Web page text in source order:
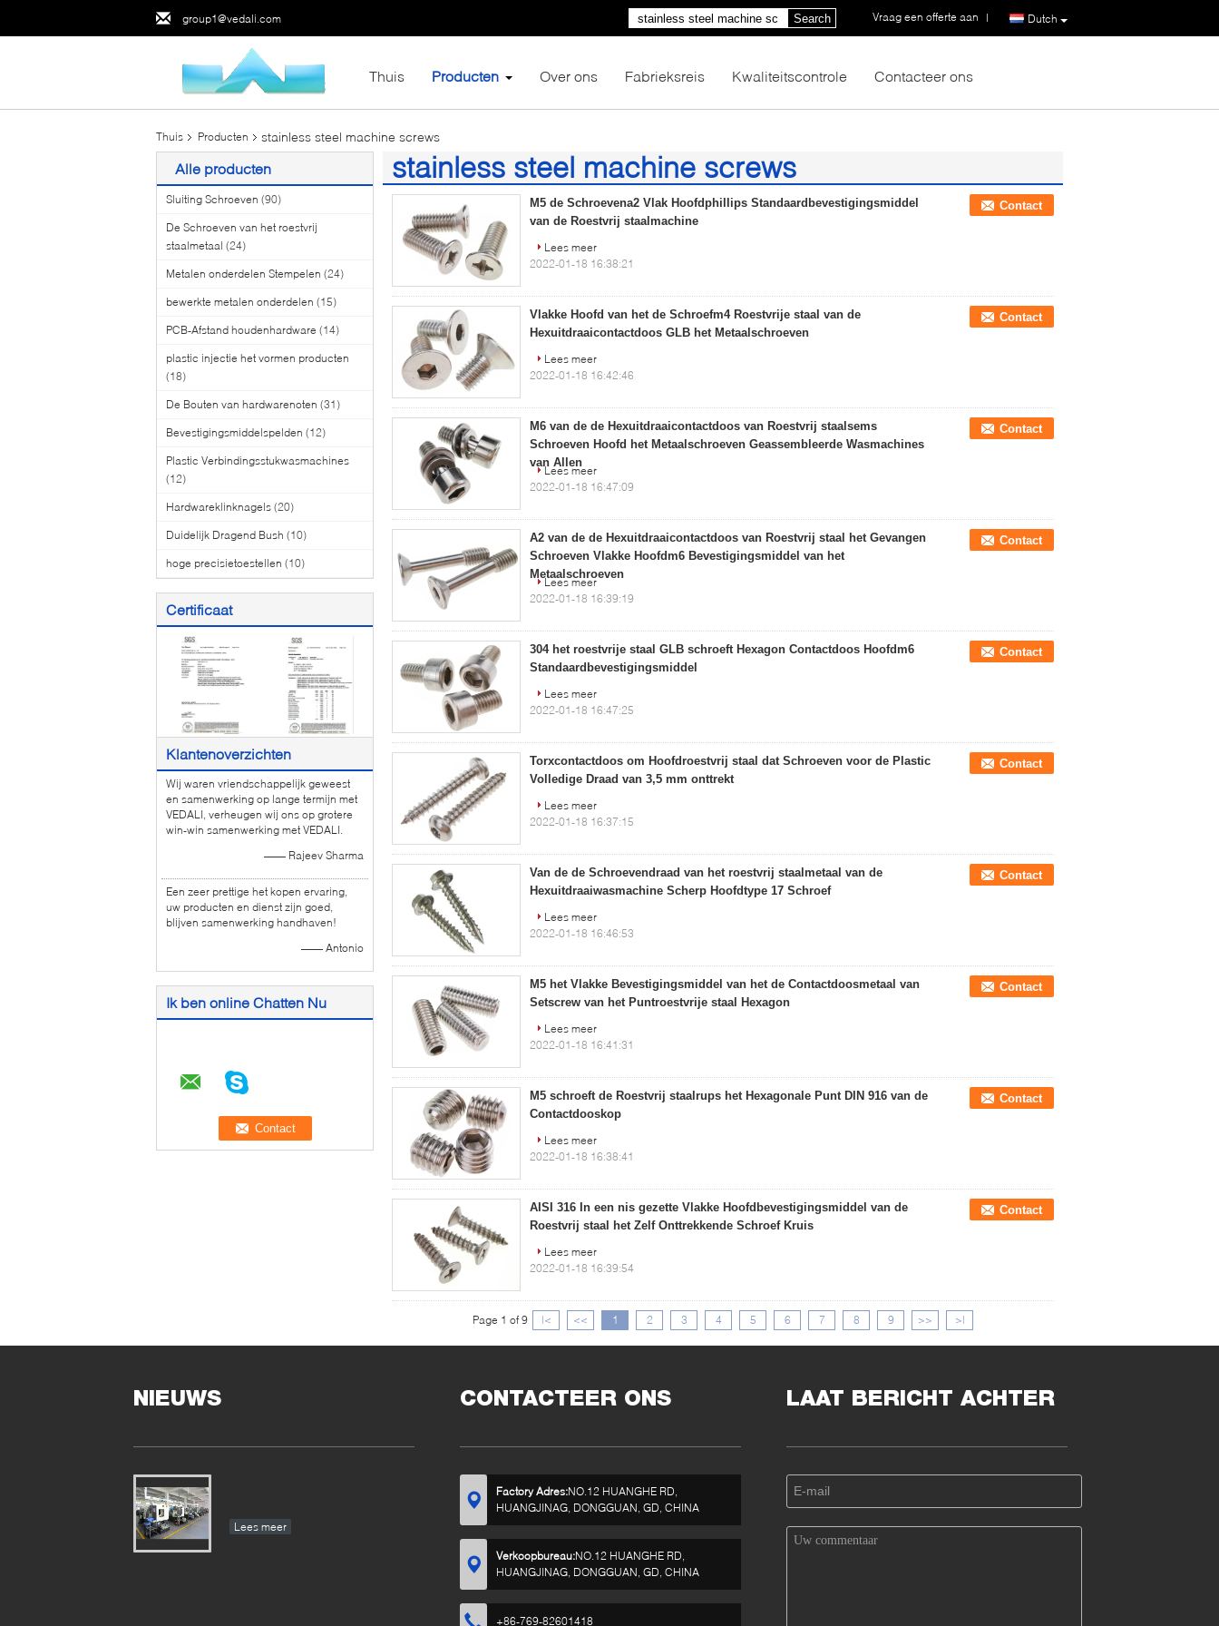
group1@vedali.com Dutch
Vraag een offerte aan |
Search
Thuis Producten Over ons Fabrieksreis Kwaliteitscontrole Contacteer ons
Thuis Producten stainless steel machine screws
Alle producten
Sluiting Schroeven (90)
De Schroeven van het roestvrij
staalmetaal (24)
Metalen onderdelen Stempelen (24)
bewerkte metalen onderdelen (15)
PCB-Afstand houdenhardware (14)
plastic injectie het vormen producten
(18)
De Bouten van hardwarenoten (31)
Bevestigingsmiddelspelden (12)
Plastic Verbindingsstukwasmachines
(12)
Hardwareklinknagels (20)
Duidelijk Dragend Bush (10)
hoge precisietoestellen (10)
Certificaat
Klantenoverzichten
Wij waren vriendschappelijk geweest
en samenwerking op lange termijn met
VEDALI, verheugen wij ons op grotere
win-win samenwerking met VEDALI.
—— Rajeev Sharma
Een zeer prettige het kopen ervaring,
uw producten en dienst zijn goed,
blijven samenwerking handhaven!
—— Antonio
Ik ben online Chatten Nu
stainless steel machine screws
(83)
M5 de Schroevena2 Vlak Hoofdphillips Standaardbevestigingsmiddel
van de Roestvrij staalmachine
Contact
Lees meer
2022-01-18 16:38:21
Vlakke Hoofd van het de Schroefm4 Roestvrije staal van de
Hexuitdraaicontactdoos GLB het Metaalschroeven
Contact
Lees meer
2022-01-18 16:42:46
M6 van de de Hexuitdraaicontactdoos van Roestvrij staalsems
Schroeven Hoofd het Metaalschroeven Geassembleerde Wasmachines
van Allen
Contact
Lees meer
2022-01-18 16:47:09
A2 van de de Hexuitdraaicontactdoos van Roestvrij staal het Gevangen
Schroeven Vlakke Hoofdm6 Bevestigingsmiddel van het
Metaalschroeven
Contact
Lees meer
2022-01-18 16:39:19
304 het roestvrije staal GLB schroeft Hexagon Contactdoos Hoofdm6
Standaardbevestigingsmiddel
Contact
Lees meer
2022-01-18 16:47:25
Torxcontactdoos om Hoofdroestvrij staal dat Schroeven voor de Plastic
Volledige Draad van 3,5 mm onttrekt
Contact
Lees meer
2022-01-18 16:37:15
Van de de Schroevendraad van het roestvrij staalmetaal van de
Hexuitdraaiwasmachine Scherp Hoofdtype 17 Schroef
Contact
Lees meer
2022-01-18 16:46:53
M5 het Vlakke Bevestigingsmiddel van het de Contactdoosmetaal van
Setscrew van het Puntroestvrije staal Hexagon
Contact
Lees meer
2022-01-18 16:41:31
M5 schroeft de Roestvrij staalrups het Hexagonale Punt DIN 916 van de
Contactdooskop
Contact
Lees meer
2022-01-18 16:38:41
AISI 316 In een nis gezette Vlakke Hoofdbevestigingsmiddel van de
Roestvrij staal het Zelf Onttrekkende Schroef Kruis
Contact
Lees meer
2022-01-18 16:39:54
Page 1 of 9 |< << 1 2 3 4 5 6 7 8 9 >> >|
NIEUWS
Lees meer
CONTACTEER ONS
Factory Adres:NO.12 HUANGHE RD,
HUANGJINAG, DONGGUAN, GD, CHINA
Verkoopbureau:NO.12 HUANGHE RD,
HUANGJINAG, DONGGUAN, GD, CHINA
+86-769-82601418
LAAT BERICHT ACHTER